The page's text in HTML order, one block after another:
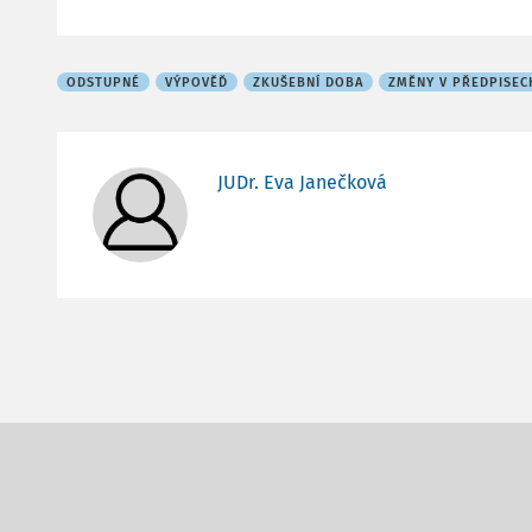
ODSTUPNÉ VÝPOVĚĎ ZKUŠEBNÍ DOBA ZMĚNY V
JUDr. Eva Janečková